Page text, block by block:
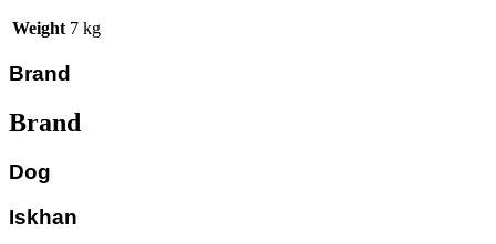
Weight 7 kg
Brand
Brand
Dog
Iskhan